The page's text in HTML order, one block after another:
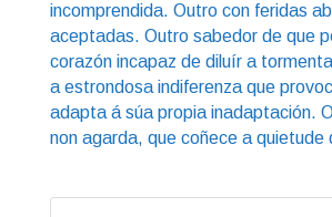
incomprendida. Outro con feridas
aceptadas. Outro sabedor de que
corazón incapaz de diluír a
a estrondosa indiferenza que
adapta á súa propia inadaptación.
non agarda, que coñece a quietude